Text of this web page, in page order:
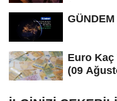
Euro Kaç
(09